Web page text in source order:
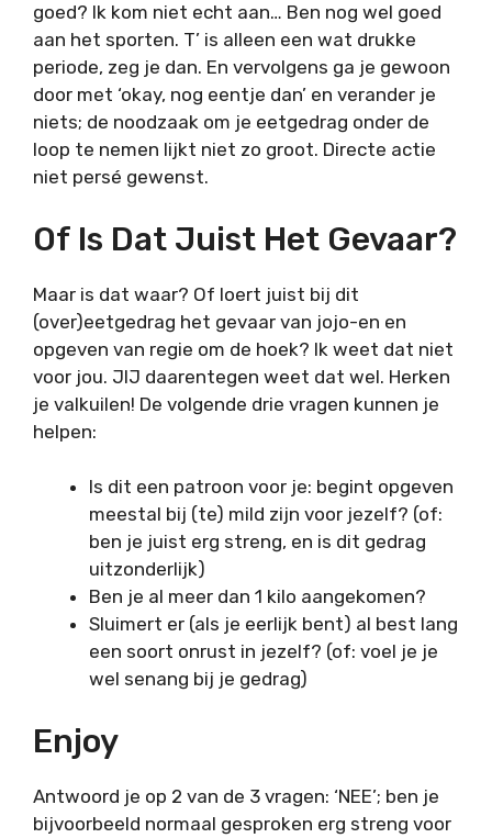
goed? Ik kom niet echt aan… Ben nog wel goed
aan het sporten. T’ is alleen een wat drukke
periode, zeg je dan. En vervolgens ga je gewoon
door met ‘okay, nog eentje dan’ en verander je
niets; de noodzaak om je eetgedrag onder de
loop te nemen lijkt niet zo groot. Directe actie
niet persé gewenst.
Of Is Dat Juist Het Gevaar?
Maar is dat waar? Of loert juist bij dit
(over)eetgedrag het gevaar van jojo-en en
opgeven van regie om de hoek? Ik weet dat niet
voor jou. JIJ daarentegen weet dat wel. Herken
je valkuilen! De volgende drie vragen kunnen je
helpen:
Is dit een patroon voor je: begint opgeven
meestal bij (te) mild zijn voor jezelf? (of:
ben je juist erg streng, en is dit gedrag
uitzonderlijk)
Ben je al meer dan 1 kilo aangekomen?
Sluimert er (als je eerlijk bent) al best lang
een soort onrust in jezelf? (of: voel je je
wel senang bij je gedrag)
Enjoy
Antwoord je op 2 van de 3 vragen: ‘NEE’; ben je
bijvoorbeeld normaal gesproken erg streng voor